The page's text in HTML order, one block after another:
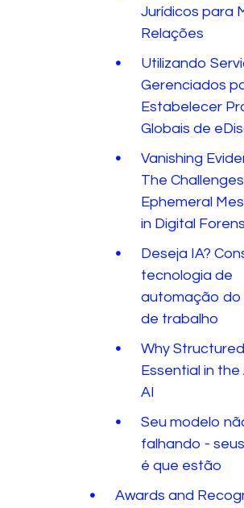
Jurídicos para
Relações
Utilizando
Gerenciados
Estabelecer
Globais de
Vanishing
The
Ephemeral
in Digital
Deseja IA?
tecnologia de
automação do
de trabalho
Why
Essential in
AI
Seu modelo
falhando -
é que estão
Awards and